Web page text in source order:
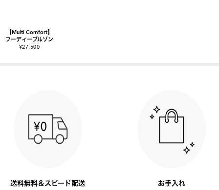
【Multi Comfort】
フーディーブルゾン
¥27,500
送料無料＆スピード配送 お手入れ